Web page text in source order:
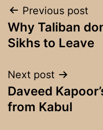
Post
navigation
Previous post
Why Taliban
Sikhs to Leave
Next post
Daveed
from Kabul